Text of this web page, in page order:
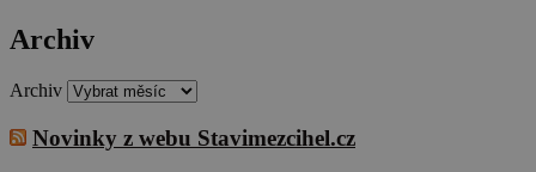
Archiv
Archiv
Novinky z webu Stavimezcihel.cz